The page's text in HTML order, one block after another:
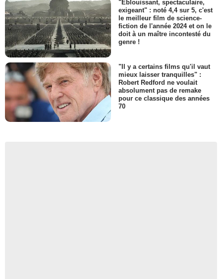
"Eblouissant, spectaculaire,
exigeant" : noté 4,4 sur 5, c'est
le meilleur film de science-
fiction de l'année 2024 et on le
doit à un maître incontesté du
genre !
"Il y a certains films qu'il vaut
mieux laisser tranquilles" :
Robert Redford ne voulait
absolument pas de remake
pour ce classique des années
70